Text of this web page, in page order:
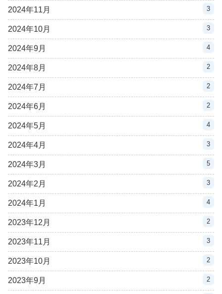
2024年11月 3
2024年10月 3
2024年9月 4
2024年8月 2
2024年7月 2
2024年6月 2
2024年5月 4
2024年4月 3
2024年3月 5
2024年2月 3
2024年1月 4
2023年12月 2
2023年11月 3
2023年10月 2
2023年9月 2